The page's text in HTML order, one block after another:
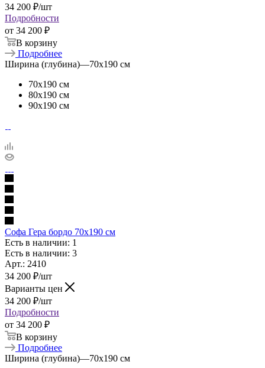
34 200 ₽/шт
Подробности
от 34 200 ₽
В корзину
Подробнее
Ширина (глубина)—70х190 см
70х190 см
80х190 см
90х190 см
Софа Гера бордо 70х190 см
Есть в наличии: 1
Есть в наличии: 3
Арт.: 2410
34 200 ₽/шт
Варианты цен
34 200 ₽/шт
Подробности
от 34 200 ₽
В корзину
Подробнее
Ширина (глубина)—70х190 см